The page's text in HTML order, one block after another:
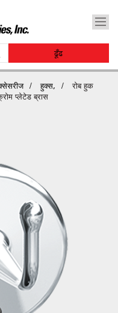
हुक्स,
रोब हुक
प्लेटेड ब्रास